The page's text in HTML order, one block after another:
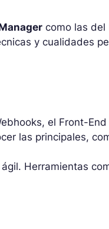
como las del
y cualidades
el Front-
las principales,
Herramientas